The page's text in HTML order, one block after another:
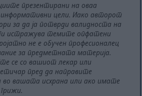
презентирани на оваа
информативни цели. Иако авторот
за да ја потврди валидноста на
истражува темите опфатени
не е обучен професионалец
за предметната материја.
се со вашиот лекар или
пред да направите
во вашата исхрана или ако имате